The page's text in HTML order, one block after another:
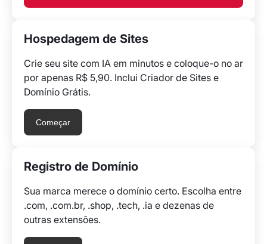
Hospedagem de Sites
Crie seu site com IA em minutos e coloque-o no ar
por apenas R$ 5,90. Inclui Criador de Sites e
Domínio Grátis.
Começar
Registro de Domínio
Sua marca merece o domínio certo. Escolha entre
.com, .com.br, .shop, .tech, .ia e dezenas de
outras extensões.